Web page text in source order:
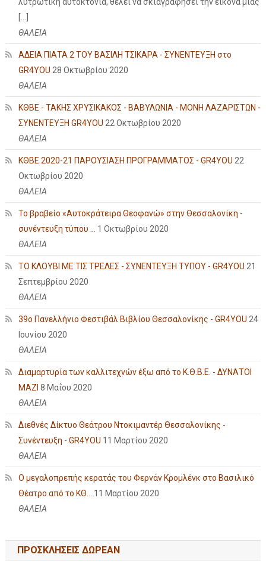
ΘΑΛΕΙΑ
ΑΔΕΙΑ ΠΙΑΤΑ 2 ΤΟΥ ΒΑΣΙΛΗ ΤΣΙΚΑΡΑ - ΣΥΝΕΝΤΕΥΞΗ στο
GR4YOU 28 Οκτωβρίου 2020
ΘΑΛΕΙΑ
ΚΘΒΕ - ΤΑΚΗΣ ΧΡΥΣΙΚΑΚΟΣ - ΒΑΒΥΛΩΝΙΑ - ΜΟΝΗ ΛΑΖΑΡΙΣΤΩΝ -
ΣΥΝΕΝΤΕΥΞΗ GR4YOU 22 Οκτωβρίου 2020
ΘΑΛΕΙΑ
ΚΘΒΕ 2020-21 ΠΑΡΟΥΣΙΑΣΗ ΠΡΟΓΡΑΜΜΑΤΟΣ - GR4YOU 22
Οκτωβρίου 2020
ΘΑΛΕΙΑ
Το βραβείο «Αυτοκράτειρα Θεοφανώ» στην Θεσσαλονίκη -
συνέντευξη τύπου ...
1 Οκτωβρίου 2020
ΘΑΛΕΙΑ
ΤΟ ΚΛΟΥΒΙ ΜΕ ΤΙΣ ΤΡΕΛΕΣ - ΣΥΝΕΝΤΕΥΞΗ ΤΥΠΟΥ - GR4YOU 21
Σεπτεμβρίου 2020
ΘΑΛΕΙΑ
39ο Πανελλήνιο Φεστιβάλ Βιβλίου Θεσσαλονίκης - GR4YOU 24
Ιουνίου 2020
ΘΑΛΕΙΑ
Διαμαρτυρία των καλλιτεχνών έξω από το Κ.Θ.Β.Ε. - ΔΥΝΑΤΟΙ
ΜΑΖΙ 8 Μαΐου 2020
ΘΑΛΕΙΑ
Διεθνές Δίκτυο Θεάτρου Ντοκιμαντέρ Θεσσαλονίκης -
Συνέντευξη - GR4YOU 11 Μαρτίου 2020
ΘΑΛΕΙΑ
Ο μεγαλοπρεπής κερατάς του Φερνάν Κρομλένκ στο Βασιλικό
Θέατρο από το ΚΘ...
11 Μαρτίου 2020
ΘΑΛΕΙΑ
ΠΡΟΣΚΛΗΣΕΙΣ ΔΩΡΕΑΝ